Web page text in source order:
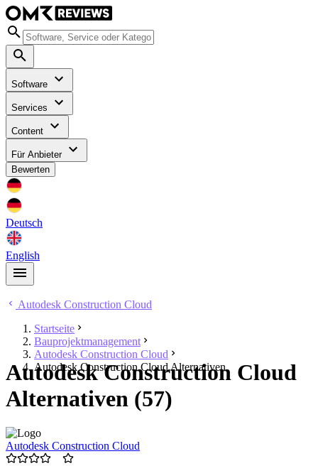
Software
Services
Content
Für Anbieter
Bewerten
Deutsch
English
Autodesk Construction Cloud
Startseite
Bauprojektmanagement
Autodesk Construction Cloud
Autodesk Construction Cloud Alternativen
Autodesk Construction Cloud
Alternativen (57)
Autodesk Construction Cloud